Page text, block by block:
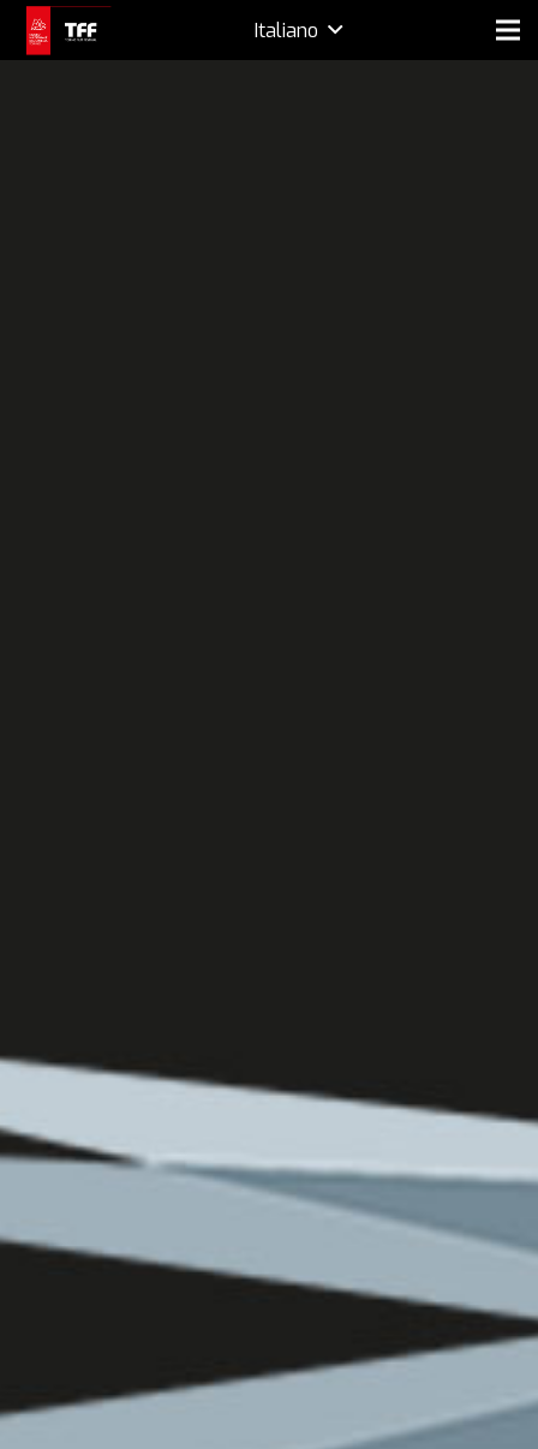
Italiano